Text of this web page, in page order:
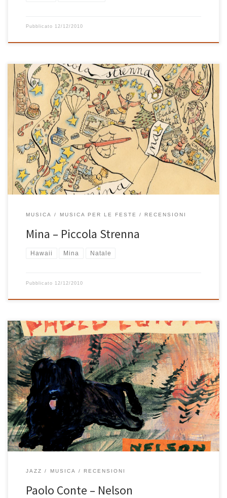
Pubblicato 12/12/2010
In prossimità del Natale, Mina ci delizia con un EP di 4 brani
disponibile anche insieme all’ultimo album Caramella che per
l’occasione è diventato Una caramella e una strenna. I brani di
Piccola Strenna accompagnano Aldo, Giovanni e Giacomo nel loro
ultimo film natalizio “La banda dei Babbi Natali” in […]
MUSICA MUSICA PER LE FESTE RECENSIONI
Mina – Piccola Strenna
Hawaii Mina Natale
Pubblicato 12/12/2010
Gran classe, come sempre. Nelson è un classico (e perfetto) disco
di Paolo Conte. Non ci sono (e non ci aspettiamo) particolari novità
e innovazioni, lasciamo solo che l’avvocato ci accompagni nel suo
mondo fatto di melodie d’altri tempi, mix di linguaggi (in questo
disco canta in napoletano, spagnolo, francese […]
JAZZ MUSICA RECENSIONI
Paolo Conte – Nelson